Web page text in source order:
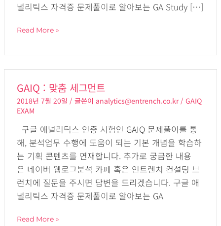
널리틱스 자격증 문제풀이로 알아보는 GA Study […]
Read More »
GAIQ : 맞춤 세그먼트
2018년 7월 20일/ 글쓴이 analytics@entrench.co.kr/GAIQ
EXAM
구글 애널리틱스 인증 시험인 GAIQ 문제풀이를 통
해, 분석업무 수행에 도움이 되는 기본 개념을 학습하
는 기획 콘텐츠를 연재합니다. 추가로 궁금한 내용
은 네이버 웹로그분석 카페 혹은 인트렌치 컨설팅 브
런치에 질문을 주시면 답변을 드리겠습니다. 구글 애
널리틱스 자격증 문제풀이로 알아보는 GA
:
맞
춤
세
그
먼
트
Read More »